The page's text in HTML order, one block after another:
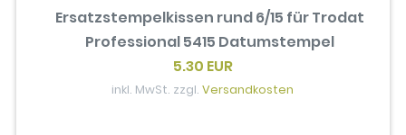
Ersatzstempelkissen rund 6/15 für Trodat
Professional 5415 Datumstempel
5.30 EUR
inkl. MwSt. zzgl.Versandkosten